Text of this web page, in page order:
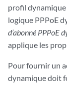
profil dynamique
logique PPPoE
d’abonné PPPoE
applique les
Pour fournir un
dynamique doit